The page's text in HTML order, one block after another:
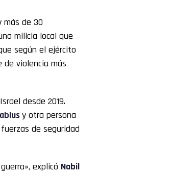
más de 30
milicia local que
según el ejército
violencia más
desde 2019.
y otra persona
de seguridad
explicó Nabil